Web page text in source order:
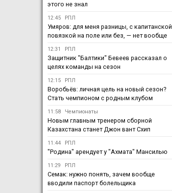
этого не знал
12:45 РПЛ
Умяров: для меня разницы, с капитанской
повязкой на поле или без, — нет вообще
12:31 РПЛ
Защитник "Балтики" Бевеев рассказал о
целях команды на сезон
12:15 РПЛ
Воробьёв: личная цель на новый сезон?
Стать чемпионом с родным клубом
11:58 Чемпионаты
Новым главным тренером сборной
Казахстана станет Джон вант Схип
11:44 РПЛ
"Родина" арендует у "Ахмата" Мансилью
11:29 РПЛ
Семак: нужно понять, зачем вообще
вводили паспорт болельщика